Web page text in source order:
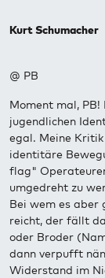
Kurt Schumacher
@ PB
Moment mal, PB!
jugendlichen
egal. Meine
identitäre
flag"
umgedreht zu
Bei wem es aber
reicht, der fällt
oder Broder
dann verpufft
Widerstand im